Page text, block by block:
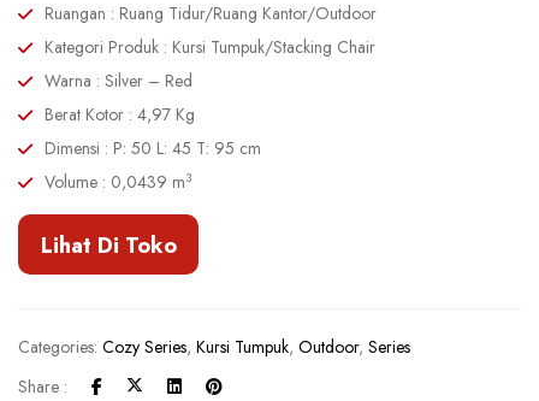
Ruangan : Ruang Tidur/Ruang Kantor/Outdoor
Kategori Produk : Kursi Tumpuk/Stacking Chair
Warna : Silver – Red
Berat Kotor : 4,97 Kg
Dimensi : P: 50 L: 45 T: 95 cm
Volume : 0,0439 m3
Lihat Di Toko
Categories: Cozy Series, Kursi Tumpuk, Outdoor, Series
Share :